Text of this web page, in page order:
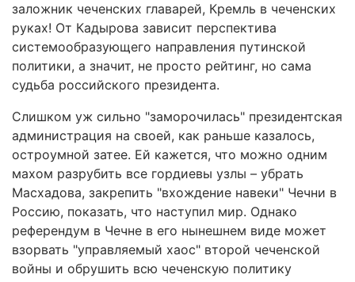
заложник чеченских главарей, Кремль в чеченских
руках! От Кадырова зависит перспектива
системообразующего направления путинской
политики, а значит, не просто рейтинг, но сама
судьба российского президента.
Слишком уж сильно "заморочилась" президентская
администрация на своей, как раньше казалось,
остроумной затее. Ей кажется, что можно одним
махом разрубить все гордиевы узлы – убрать
Масхадова, закрепить "вхождение навеки" Чечни в
Россию, показать, что наступил мир. Однако
референдум в Чечне в его нынешнем виде может
взорвать "управляемый хаос" второй чеченской
войны и обрушить всю чеченскую политику